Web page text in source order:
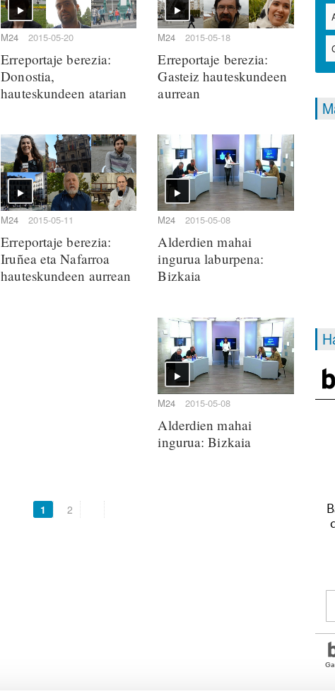
M24 2015-05-20
Erreportaje berezia:
Donostia,
hauteskundeen atarian
M24 2015-05-18
Erreportaje berezia:
Gasteiz hauteskundeen
aurrean
M24 2015-05-11
Erreportaje berezia:
Iruñea eta Nafarroa
hauteskundeen aurrean
M24 2015-05-08
Alderdien mahai
ingurua laburpena:
Bizkaia
M24 2015-05-08
Alderdien mahai
ingurua: Bizkaia
1 2